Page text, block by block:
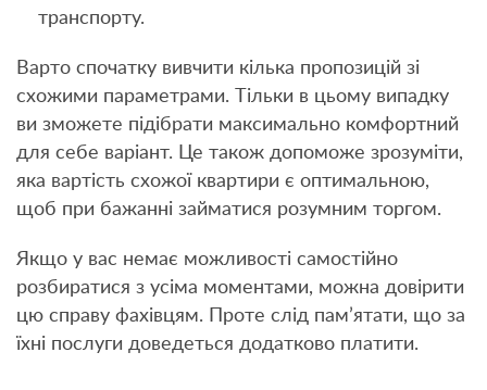
транспорту.
Варто спочатку вивчити кілька пропозицій зі
схожими параметрами. Тільки в цьому випадку
ви зможете підібрати максимально комфортний
для себе варіант. Це також допоможе зрозуміти,
яка вартість схожої квартири є оптимальною,
щоб при бажанні займатися розумним торгом.
Якщо у вас немає можливості самостійно
розбиратися з усіма моментами, можна довірити
цю справу фахівцям. Проте слід пам’ятати, що за
їхні послуги доведеться додатково платити.